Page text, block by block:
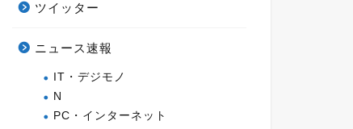
ツイッター
ニュース速報
IT・デジモノ
N
PC・インターネット